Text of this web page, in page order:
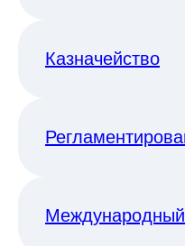
Казначейство